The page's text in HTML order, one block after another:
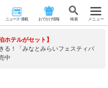
ニュース･連載 おでかけ情報 検 索 メニュー
ホテルがセット】
る！「みなとみらいフェスティバ
中